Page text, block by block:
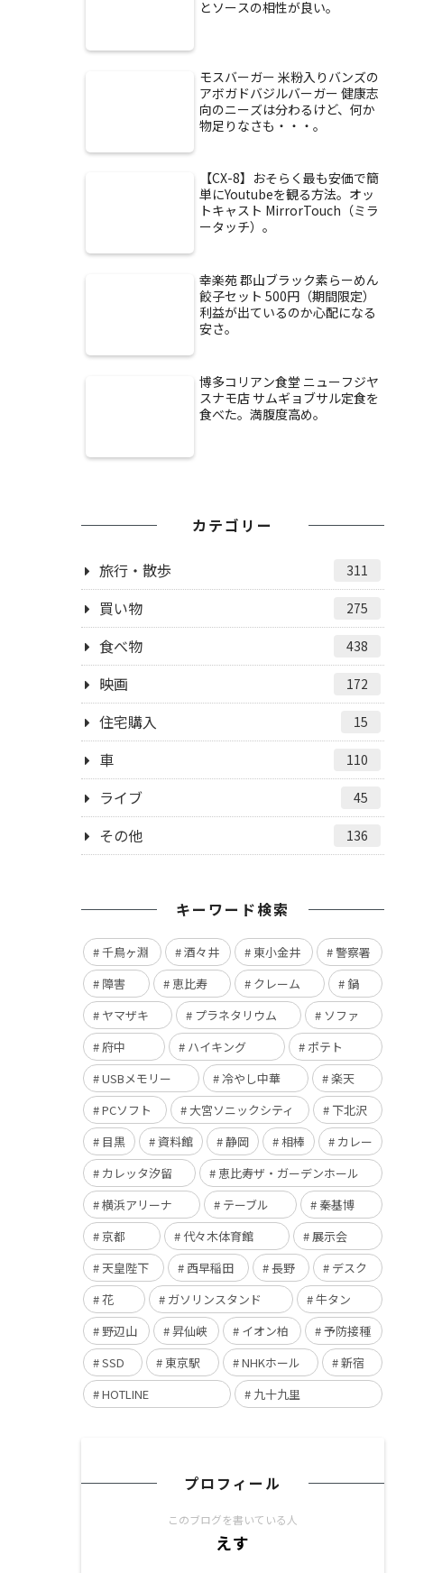
とソースの相性が良い。
モスバーガー 米粉入りバンズの
アボガドバジルバーガー 健康志
向のニーズは分わるけど、何か
物足りなさも・・・。
【CX-8】おそらく最も安価で簡
単にYoutubeを観る方法。オッ
トキャスト MirrorTouch（ミラ
ータッチ）。
幸楽苑 郡山ブラック素らーめん
餃子セット 500円（期間限定）
利益が出ているのか心配になる
安さ。
博多コリアン食堂 ニューフジヤ
スナモ店 サムギョブサル定食を
食べた。満腹度高め。
カテゴリー
旅行・散歩 311
買い物 275
食べ物 438
映画 172
住宅購入 15
車 110
ライブ 45
その他 136
キーワード検索
千鳥ヶ淵 酒々井 東小金井
警察署
障害
恵比寿 クレーム
鍋
ヤマザキ
プラネタリウム
ソファ
府中
ハイキング
ポテト
USBメモリー
冷やし中華
楽天
PCソフト
大宮ソニックシティ
下北沢
目黒
資料館 静岡 相棒
カレー
カレッタ汐留
恵比寿ザ・ガーデンホール
横浜アリーナ
テーブル
秦基博
京都
代々木体育館
展示会
天皇陛下
西早稲田 長野
デスク
花
ガソリンスタンド
牛タン
野辺山
昇仙峡 イオン柏
予防接種
SSD
東京駅 NHKホール
新宿
HOTLINE
九十九里
プロフィール
このブログを書いている人
えす